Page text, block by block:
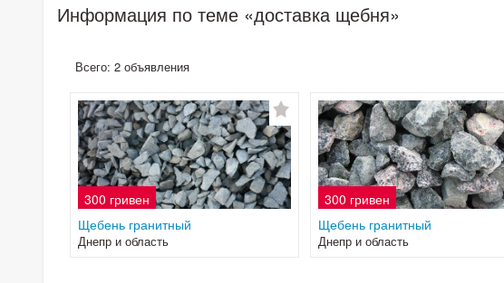
Информация по теме «доставка щебня»
Всего: 2 объявления
300 гривен
Щебень гранитный
Днепр и область
300 гривен
Щебень гранитный
Днепр и область